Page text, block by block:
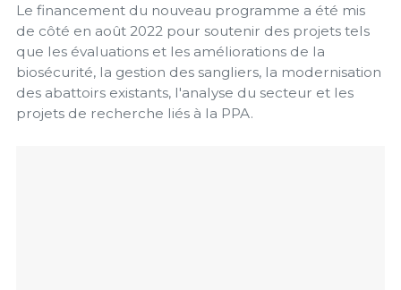
Le financement du nouveau programme a été mis
de côté en août 2022 pour soutenir des projets tels
que les évaluations et les améliorations de la
biosécurité, la gestion des sangliers, la modernisation
des abattoirs existants, l'analyse du secteur et les
projets de recherche liés à la PPA.